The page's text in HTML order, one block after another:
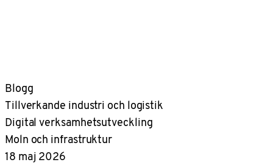
Blogg
Tillverkande industri och logistik
Digital verksamhetsutveckling
Moln och infrastruktur
18 maj 2026